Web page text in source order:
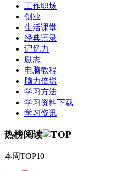
工作职场
创业
生活课堂
经典语录
记忆力
励志
电脑教程
脑力倍增
学习方法
学习资料下载
学习资讯
热榜阅读
本周TOP10